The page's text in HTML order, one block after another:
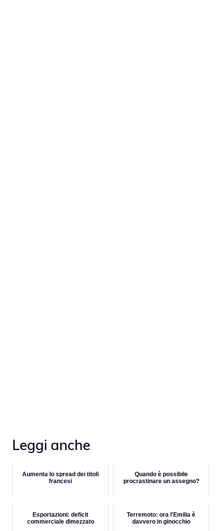
Leggi anche
Aumenta lo spread dei titoli
francesi
Quando è possibile
procrastinare un assegno?
Esportazioni: deficit
commerciale dimezzato
Terremoto: ora l'Emilia è
davvero in ginocchio